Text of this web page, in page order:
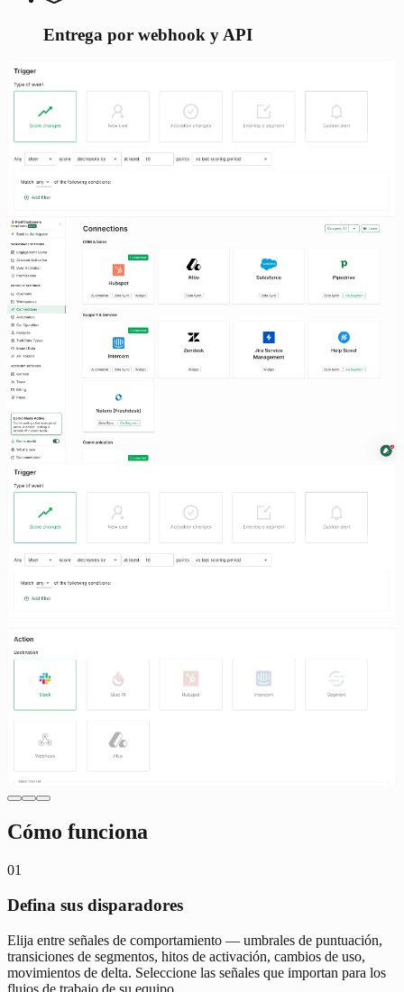
Entrega por webhook y API
Cómo funciona
01
Defina sus disparadores
Elija entre señales de comportamiento — umbrales de puntuación,
transiciones de segmentos, hitos de activación, cambios de uso,
movimientos de delta. Seleccione las señales que importan para los
flujos de trabajo de su equipo.